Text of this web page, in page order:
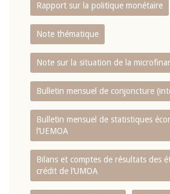
Rapport sur la politique monétaire
Note thématique
Note sur la situation de la
Bulletin mensuel de conjoncture
Bulletin mensuel de statistiques
l‘UEMOA
Bilans et comptes de résultats des
crédit de l‘UMOA